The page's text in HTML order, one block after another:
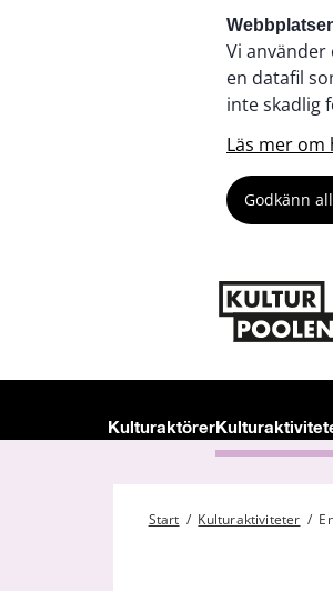
Vi
en datafil
inte skadlig
Läs mer om
Godkänn
Kulturaktörer
Start / Kulturaktiviteter /